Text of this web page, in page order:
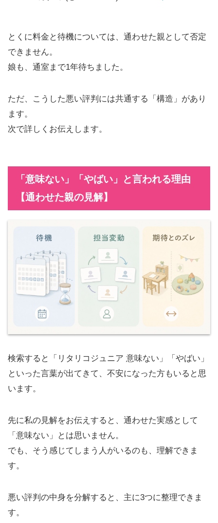
とくに料金と待機については、通わせた親として否定
できません。
娘も、通室まで1年待ちました。
ただ、こうした悪い評判には共通する「構造」があり
ます。
次で詳しくお伝えします。
「意味ない」「やばい」と言われる理由
【通わせた親の見解】
検索すると「リタリコジュニア 意味ない」「やばい」
といった言葉が出てきて、不安になった方もいると思
います。
先に私の見解をお伝えすると、通わせた実感として
「意味ない」とは思いません。
でも、そう感じてしまう人がいるのも、理解できま
す。
悪い評判の中身を分解すると、主に3つに整理できま
す。